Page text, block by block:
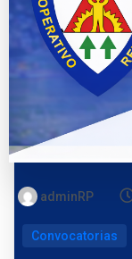
adminRP
Convocatorias